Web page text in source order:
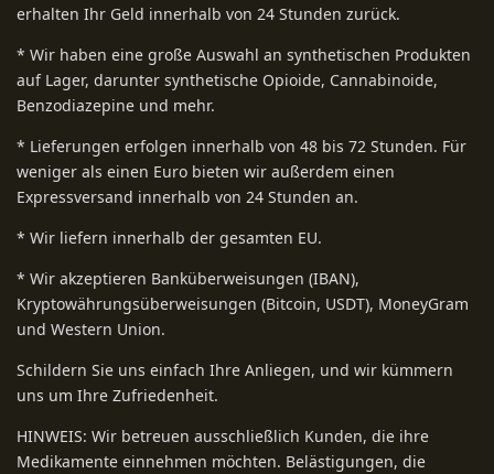
erhalten Ihr Geld innerhalb von 24 Stunden zurück.
* Wir haben eine große Auswahl an synthetischen Produkten
auf Lager, darunter synthetische Opioide, Cannabinoide,
Benzodiazepine und mehr.
* Lieferungen erfolgen innerhalb von 48 bis 72 Stunden. Für
weniger als einen Euro bieten wir außerdem einen
Expressversand innerhalb von 24 Stunden an.
* Wir liefern innerhalb der gesamten EU.
* Wir akzeptieren Banküberweisungen (IBAN),
Kryptowährungsüberweisungen (Bitcoin, USDT), MoneyGram
und Western Union.
Schildern Sie uns einfach Ihre Anliegen, und wir kümmern
uns um Ihre Zufriedenheit.
HINWEIS: Wir betreuen ausschließlich Kunden, die ihre
Medikamente einnehmen möchten. Belästigungen, die